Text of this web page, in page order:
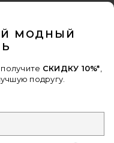
МОДНЫЙ
СКИДКУ 10%*
подругу.